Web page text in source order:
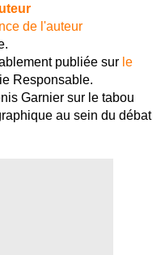
de l'auteur
publiée sur le
Responsable.
Garnier sur le tabou
au sein du débat